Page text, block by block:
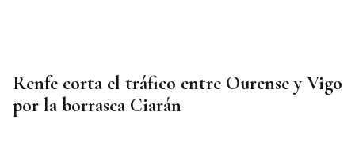
Renfe corta el tráfico entre Ourense y Vigo
por la borrasca Ciarán